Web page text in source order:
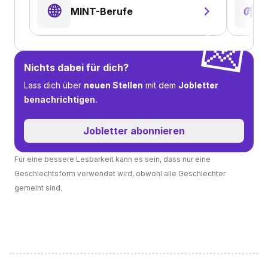
🌐 MINT-Berufe 🌱
💌
Nichts dabei für dich?
Lass dich über neuen Stellen mit dem Jobletter
benachrichtigen.
Jobletter abonnieren
Für eine bessere Lesbarkeit kann es sein, dass nur eine
Geschlechtsform verwendet wird, obwohl alle Geschlechter
gemeint sind.